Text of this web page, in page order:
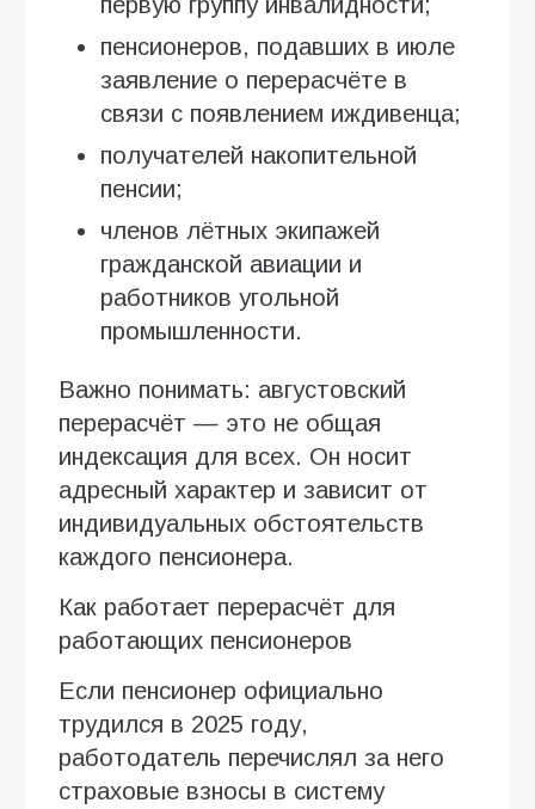
пенсионеров, подавших в июле
заявление о перерасчёте в
связи с появлением иждивенца;
получателей накопительной
пенсии;
членов лётных экипажей
гражданской авиации и
работников угольной
промышленности.
Важно понимать: августовский
перерасчёт — это не общая
индексация для всех. Он носит
адресный характер и зависит от
индивидуальных обстоятельств
каждого пенсионера.
Как работает перерасчёт для
работающих пенсионеров
Если пенсионер официально
трудился в 2025 году,
работодатель перечислял за него
страховые взносы в систему